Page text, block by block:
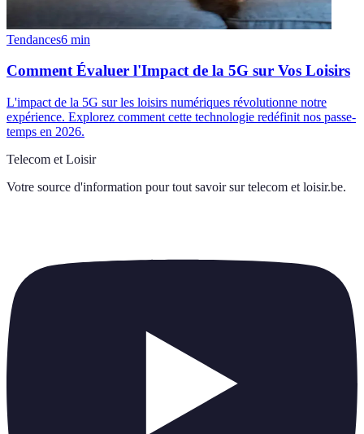
Tendances6 min
Comment Évaluer l'Impact de la 5G sur Vos Loisirs
L'impact de la 5G sur les loisirs numériques révolutionne notre
expérience. Explorez comment cette technologie redéfinit nos passe-
temps en 2026.
Telecom et Loisir
Votre source d'information pour tout savoir sur telecom et loisir.be.